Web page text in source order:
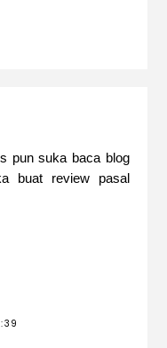
pun suka baca blog
buat review pasal